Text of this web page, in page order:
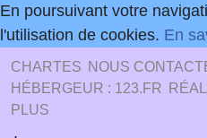
En poursuivant votre
l'utilisation de cookies. En
CHARTES NOUS
HÉBERGEUR : 123.FR
PLUS
.